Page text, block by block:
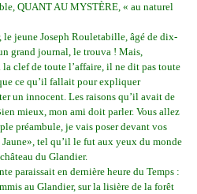
QUANT AU MYSTÈRE, « au naturel
le jeune Joseph Rouletabille, âgé de dix-
grand journal, le trouva ! Mais,
la clef de toute l’affaire, il ne dit pas toute
ce qu’il fallait pour expliquer
un innocent. Les raisons qu’il avait de
mieux, mon ami doit parler. Vous allez
préambule, je vais poser devant vos
tel qu’il le fut aux yeux du monde
du Glandier.
paraissait en dernière heure du Temps :
au Glandier, sur la lisière de la forêt